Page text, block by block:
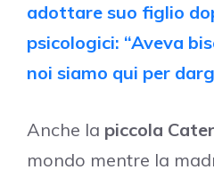
adottare suo figlio
psicologici: “Aveva
noi siamo qui per
Anche la piccola
mondo mentre la